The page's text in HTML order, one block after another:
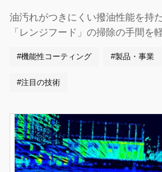
油汚れがつきにくい撥油性能を持
「レンジフード」の掃除の手間を
#機能性コーティング #製品・事業
#注目の技術